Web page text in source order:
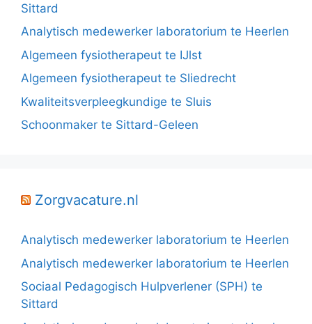
Sittard
Analytisch medewerker laboratorium te Heerlen
Algemeen fysiotherapeut te IJlst
Algemeen fysiotherapeut te Sliedrecht
Kwaliteitsverpleegkundige te Sluis
Schoonmaker te Sittard-Geleen
Zorgvacature.nl
Analytisch medewerker laboratorium te Heerlen
Analytisch medewerker laboratorium te Heerlen
Sociaal Pedagogisch Hulpverlener (SPH) te
Sittard